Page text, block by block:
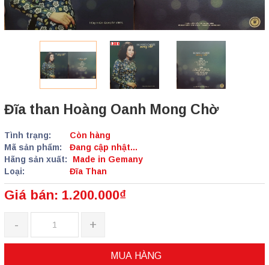
Đĩa than Hoàng Oanh Mong Chờ
Tình trạng:
Còn hàng
Mã sản phẩm:
Đang cập nhật...
Hãng sản xuất:
Made in Gemany
Loại:
Đĩa Than
Giá bán: 1.200.000₫
- +
MUA HÀNG